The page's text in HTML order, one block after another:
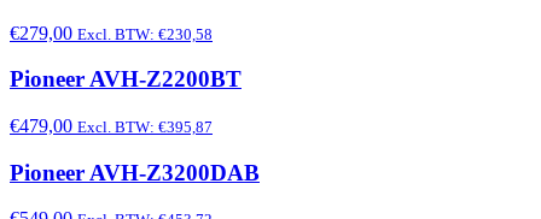
€279,00 Excl. BTW: €230,58
Pioneer AVH-Z2200BT
€479,00 Excl. BTW: €395,87
Pioneer AVH-Z3200DAB